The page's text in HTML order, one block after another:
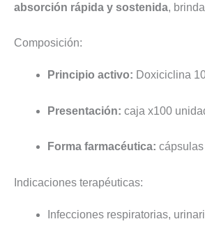
absorción rápida y sostenida,
Composición:
Principio activo: Doxiciclina
Presentación: caja x100
Forma farmacéutica:
Indicaciones terapéuticas:
Infecciones respiratorias,